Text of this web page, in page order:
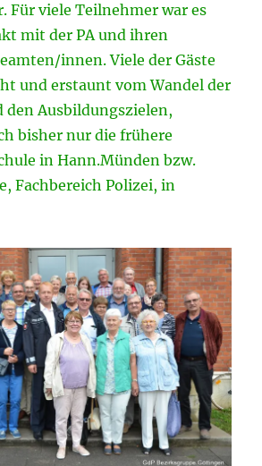
Für viele Teilnehmer war es
mit der PA und ihren
innen. Viele der Gäste
und erstaunt vom Wandel der
den Ausbildungszielen,
bisher nur die frühere
in Hann.Münden bzw.
Fachbereich Polizei, in